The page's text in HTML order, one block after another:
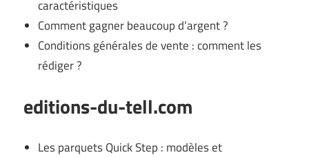
caractéristiques
Comment gagner beaucoup d’argent ?
Conditions générales de vente : comment les
rédiger ?
editions-du-tell.com
Les parquets Quick Step : modèles et